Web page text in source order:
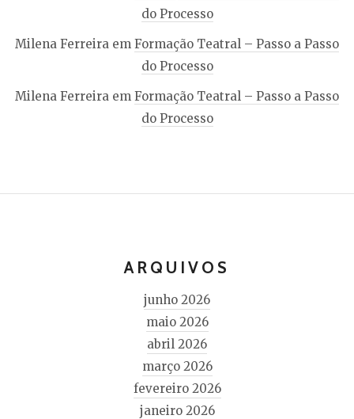
do Processo
Milena Ferreira em Formação Teatral – Passo a Passo
do Processo
Milena Ferreira em Formação Teatral – Passo a Passo
do Processo
ARQUIVOS
junho 2026
maio 2026
abril 2026
março 2026
fevereiro 2026
janeiro 2026